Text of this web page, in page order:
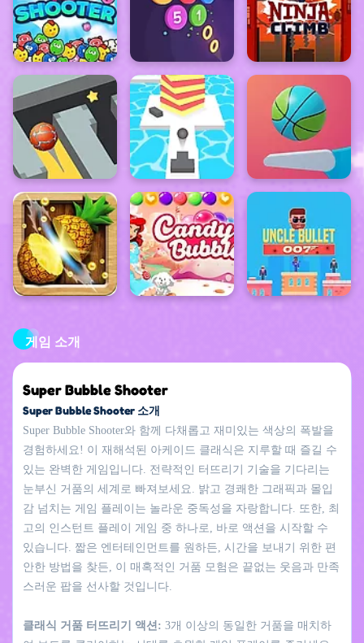
게임 소개
Super Bubble Shooter
Super Bubble Shooter 소개
Super Bubble Shooter와 함께 다채롭고 재미있는 색상의 폭발을
경험하세요! 이 재해석된 아케이드 클래식은 지루할 때 즐길 수
있는 완벽한 게임입니다. 전략적인 터뜨리기 기술을 기다리는
눈부신 거품의 세계로 빠져보세요. 밝고 경쾌한 그래픽과 몰입
감 넘치는 게임 플레이는 놀라운 중독성을 자랑합니다. 또한, 최
고의 인스턴트 플레이 게임 중 하나로, 바로 액션을 시작할 수
있습니다. 짧은 엔터테인먼트를 원하든, 시간을 보내기 위한 편
안한 방법을 찾든, 이 매혹적인 거품 모험은 끝없는 웃음과 만족
스러운 팝을 선사할 것입니다.
클래식 거품 터뜨리기 액션: 3개 이상의 동일한 거품을 매치하